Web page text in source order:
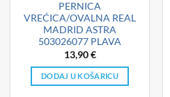
PERNICA
VREĆICA/OVALNA REAL
MADRID ASTRA
503026077 PLAVA
13,90€
DODAJ U KOŠARICU